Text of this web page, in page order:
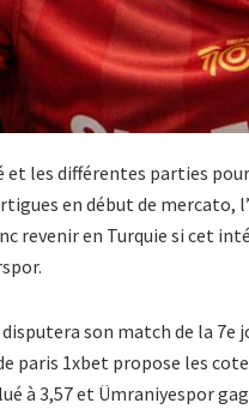
et les différentes parties
en début de mercato,
revenir en Turquie si cet
son match de la 7e
paris 1xbet propose les
à 3,57 et Ümraniyespor